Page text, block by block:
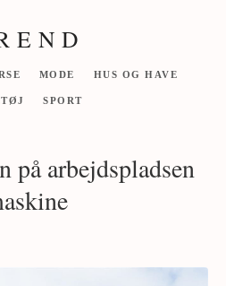
E N D
MODE HUS OG HAVE
SPORT
arbejdspladsen